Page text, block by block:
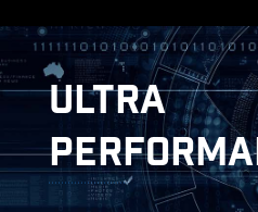
漆，防止零組件刮
MSI 獨家 JAF_1 接頭可讓
只要一條線材即可。此外
的 1對2 EZ Conn線材轉換
風扇接頭，讓整個裝機過
外運算能力
能。*需搭配
XMP
從預設的
自動超頻相
ULTRA